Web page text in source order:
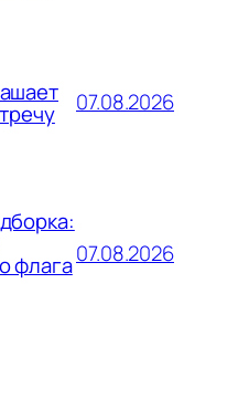
07.08.2026
флага07.08.2026